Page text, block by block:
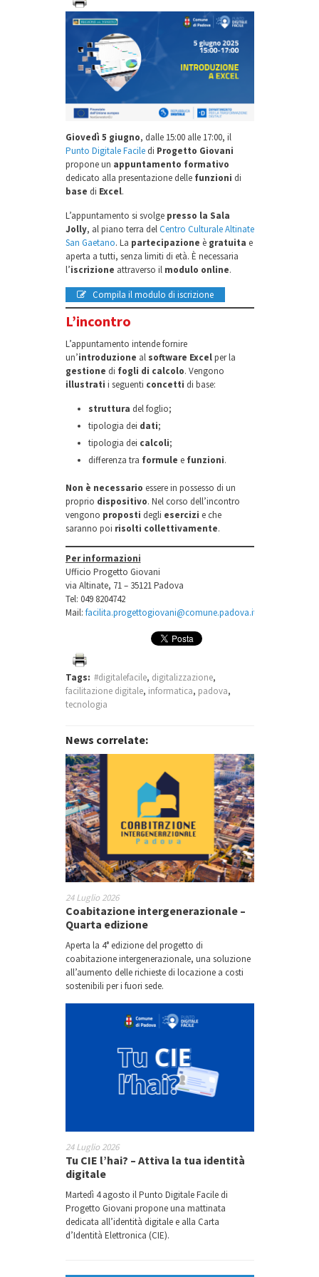
Giovedì 5 giugno, dalle 15:00 alle 17:00, il
Punto Digitale Faciledi Progetto Giovani
propone un appuntamento formativo
dedicato alla presentazione delle funzioni di
base di Excel.
L’appuntamento si svolge presso la Sala
Jolly, al piano terra delCentro Culturale Altinate
San Gaetano. La partecipazione è gratuita e
aperta a tutti, senza limiti di età. È necessaria
l’iscrizione attraverso il modulo online.
Compila il modulo di iscrizione
L’incontro
L’appuntamento intende fornire
un’introduzione al software Excelper la
gestione di fogli di calcolo. Vengono
illustrati i seguenti concetti di base:
struttura del foglio;
tipologia dei dati;
tipologia dei calcoli;
differenza tra formule e funzioni.
Non è necessario essere in possesso di un
proprio dispositivo. Nel corso dell’incontro
vengono proposti degli esercizi e che
saranno poi risolti collettivamente.
Per informazioni
Ufficio Progetto Giovani
via Altinate, 71 – 35121 Padova
Tel: 049 8204742
Mail: facilita.progettogiovani@comune.padova.it
Tags: #digitalefacile, digitalizzazione,
facilitazione digitale, informatica, padova,
tecnologia
News correlate:
24 Luglio 2026
Coabitazione intergenerazionale –
Quarta edizione
Aperta la 4° edizione del progetto di
coabitazione intergenerazionale, una soluzione
all’aumento delle richieste di locazione a costi
sostenibili per i fuori sede.
24 Luglio 2026
Tu CIE l’hai? – Attiva la tua identità
digitale
Martedì 4 agosto il Punto Digitale Facile di
Progetto Giovani propone una mattinata
dedicata all’identità digitale e alla Carta
d’Identità Elettronica (CIE).